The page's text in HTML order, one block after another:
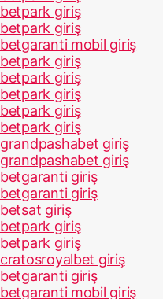
betpark giriş
betpark giriş
betgaranti mobil giriş
betpark giriş
betpark giriş
betpark giriş
betpark giriş
betpark giriş
grandpashabet giriş
grandpashabet giriş
betgaranti giriş
betgaranti giriş
betsat giriş
betpark giriş
betpark giriş
cratosroyalbet giriş
betgaranti giriş
betgaranti mobil giriş